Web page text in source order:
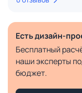
Есть дизайн-
Бесплатный
наши эксперты
бюджет.